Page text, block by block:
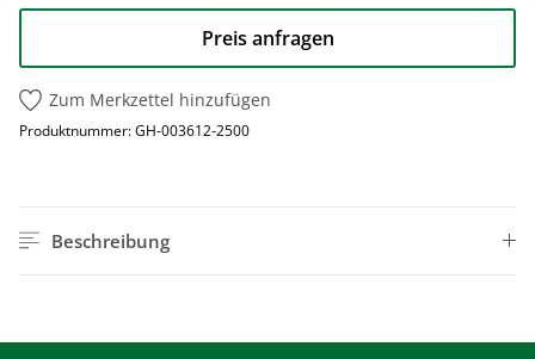
Preis anfragen
Zum Merkzettel hinzufügen
Produktnummer:GH-003612-2500
Beschreibung